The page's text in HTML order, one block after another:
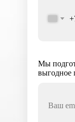
Мы
выгодное